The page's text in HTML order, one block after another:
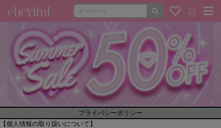
プライバシーポリシー
【個人情報の取り扱いについて】